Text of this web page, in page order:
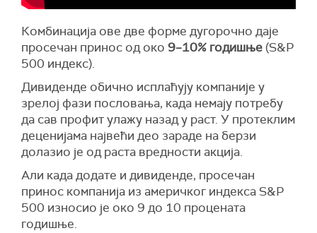
Комбинација ове две форме дугорочно даје
просечан принос од око 9–10% годишње (S&P
500 индекс).
Дивиденде обично исплаћују компаније у
зрелој фази пословања, када немају потребу
да сав профит улажу назад у раст. У протеклим
деценијама највећи део зараде на берзи
долазио је од раста вредности акција.
Али када додате и дивиденде, просечан
принос компанија из америчког индекса S&P
500 износио је око 9 до 10 процената
годишње.